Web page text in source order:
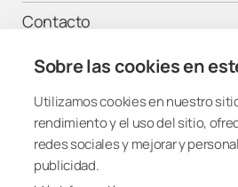
Sobre las cookies en
Utilizamos cookies en nuestro
rendimiento y el uso del sitio,
redes sociales y mejorar y
publicidad.
Contacto
¡Mantente